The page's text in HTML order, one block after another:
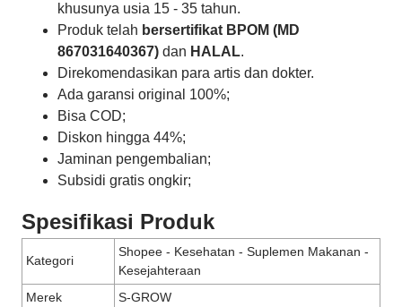
khusunya usia 15 - 35 tahun.
Produk telah bersertifikat BPOM (MD
867031640367) dan HALAL.
Direkomendasikan para artis dan dokter.
Ada garansi original 100%;
Bisa COD;
Diskon hingga 44%;
Jaminan pengembalian;
Subsidi gratis ongkir;
Spesifikasi Produk
Kategori
Shopee - Kesehatan - Suplemen Makanan -
Kesejahteraan
Merek
S-GROW